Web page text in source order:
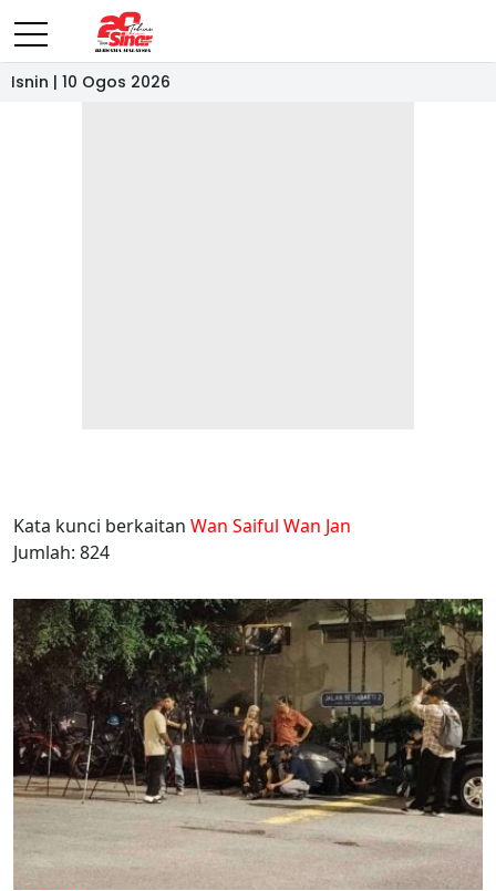
Isnin | 10 Ogos 2026
Kata kunci berkaitan Wan Saiful Wan Jan
Jumlah: 824